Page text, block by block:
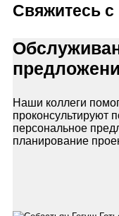
Свяжитесь с
Наши коллеги
проконсультируют
персональное
планирование